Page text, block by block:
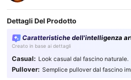
Dettagli Del Prodotto
Caratteristiche dell'intelligenza
Creato in base ai dettagli
Casual: Look casual dal fascino naturale.
Pullover: Semplice pullover dal fascino